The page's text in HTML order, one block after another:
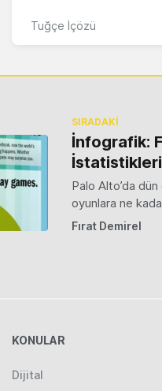
Tuğçe İçözü
SIRADAKİ
İnfografik:
İstatistikleri
Palo Alto’da
oyunlara ne
Fırat Demirel
KONULAR
Dijital